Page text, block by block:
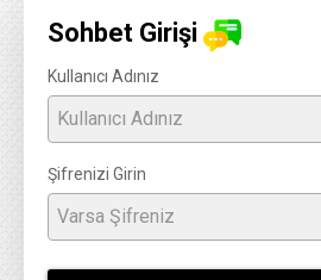
Sohbet Girişi
Kullanıcı Adınız
Şifrenizi Girin